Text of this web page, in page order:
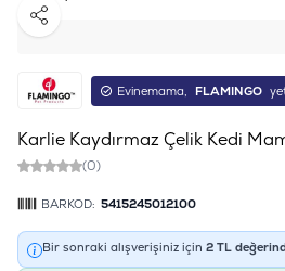
Paylaş
Evinemama, FLAMINGO
Karlie Kaydırmaz Çelik Kedi
(0)
BARKOD: 5415245012100
Bir sonraki alışverişiniz için 2 TL